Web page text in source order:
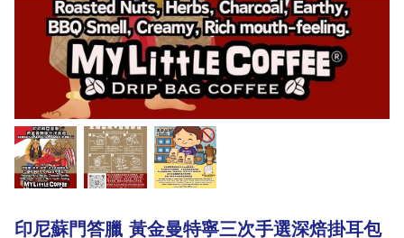
印尼蘇門答臘 黃金曼特寧三次手選深焙掛耳包